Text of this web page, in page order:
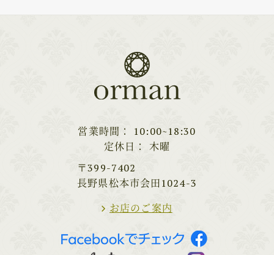
営業時間
10:00~18:30
定休日
木曜
〒399-7402
長野県松本市会田1024-3
お店のご案内